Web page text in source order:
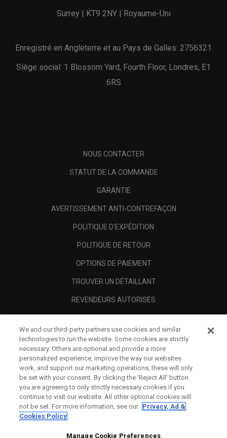
Surrey | KT9 2NY | Royaume-Uni
Enregistré en Angleterre et au Pays de Galles: 2756321
Siège social: 1 Blossom Yard, Fourth Floor, Londres, E1
6RS
NOUS CONTACTER
STATUT DE LA COMMANDE
GARANTIE
AVERTISSEMENT ANTI-CONTREFAÇON
POLITIQUE D'EXPÉDITION
POLITIQUE DE RETOUR
OPTIONS DE PAIEMENT
TROUVER UN DÉTAILLANT
REVENDEURS AUTORISÉS
A PROPOS
MENTIONS LÉGALES
We and our third-party partners use cookies and similar
technologies to run the website. Some cookies are strictly
necessary. Others are optional and provide a more
personalized experience, improve the way our websites
work, and support our marketing operations; these will only
be set with your consent. By clicking the ‘Reject All' button
you are agreeing to only strictly necessary cookies if you
continue to visit our website. All other optional cookies will
not be set. For more information, see our Privacy, Ad &
Cookies Policy
Manage Cookie Preferences